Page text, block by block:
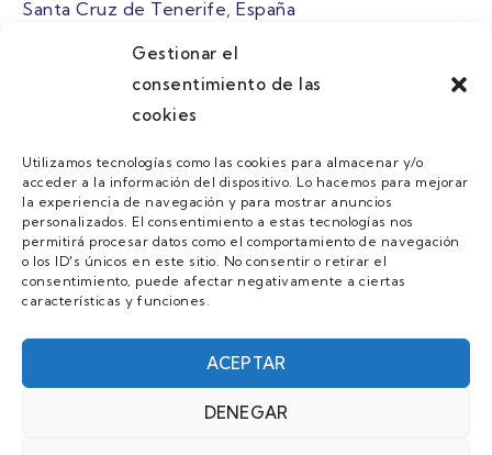
Gestionar el
consentimiento de las
cookies
Utilizamos tecnologías como las cookies para almacenar y/o
acceder a la información del dispositivo. Lo hacemos para mejorar
la experiencia de navegación y para mostrar anuncios
personalizados. El consentimiento a estas tecnologías nos
permitirá procesar datos como el comportamiento de navegación
o los ID's únicos en este sitio. No consentir o retirar el
consentimiento, puede afectar negativamente a ciertas
características y funciones.
ACEPTAR
DENEGAR
Santa Cruz de Tenerife, España
atuaire@grupoatuaire.com
+34 638765829
MENU
Quienes Somos
Guias
Contacto
Únete